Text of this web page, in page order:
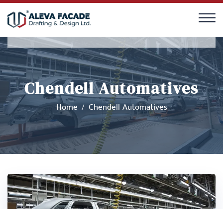
Chendell Automatives
Home Chendell Automatives